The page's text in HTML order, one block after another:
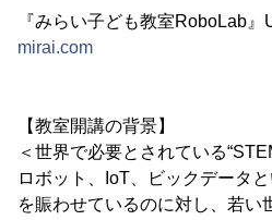
『みらい子ども教室RoboLab』
mirai.com
【教室開講の背景】
＜世界で必要とされている
ロボット、IoT、ビックデータ
を賑わせているのに対し、若い